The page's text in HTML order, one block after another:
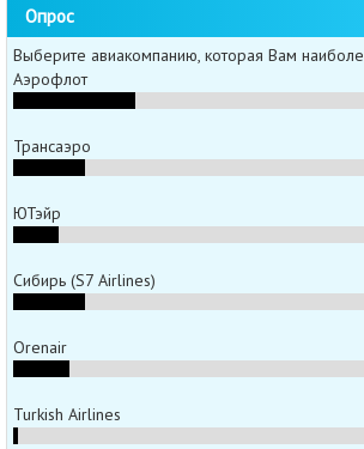
Опрос
Выберите авиакомпанию, которая Вам
Аэрофлот
Трансаэро
ЮТэйр
Сибирь (S7 Airlines)
Orenair
Turkish Airlines